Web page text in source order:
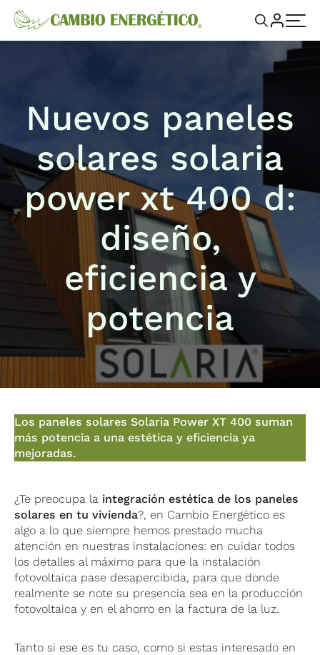
Nuevos paneles
solares solaria
power xt 400 d:
diseño,
eficiencia y
potencia
Los paneles solares Solaria Power XT 400 suman
más potencia a una estética y eficiencia ya
mejoradas.
¿Te preocupa la integración estética de los paneles
solares en tu vivienda?, en Cambio Energético es
algo a lo que siempre hemos prestado mucha
atención en nuestras instalaciones: en cuidar todos
los detalles al máximo para que la instalación
fotovoltaica pase desapercibida, para que donde
realmente se note su presencia sea en la producción
fotovoltaica y en el ahorro en la factura de la luz.
Tanto si ese es tu caso, como si estas interesado en